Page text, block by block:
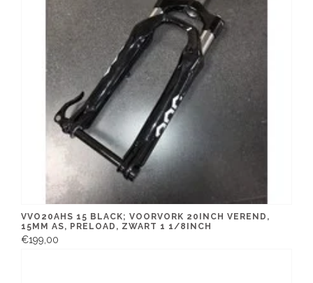
VVO20AHS 15 BLACK; VOORVORK 20INCH VEREND,
15MM AS, PRELOAD, ZWART 1 1/8INCH
€199,00